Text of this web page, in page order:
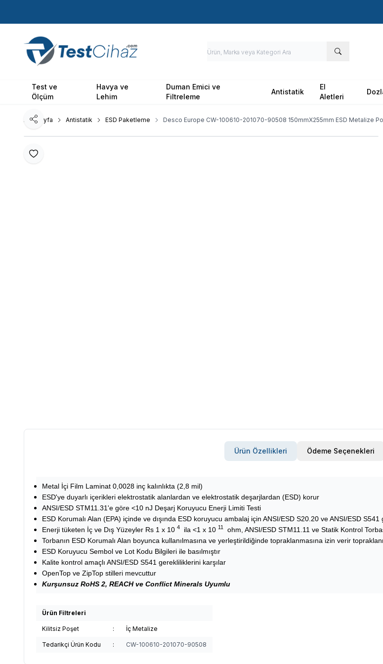
Test ve
Ölçüm
Havya ve
Lehim
Duman Emici ve
Filtreleme
Antistatik
El
Aletleri
Ana Sayfa Antistatik ESD Paketleme Desco Europe CW-100610-201070-90508 150mmX255mm ESD Metalize
Favoriye Ekle
Paylaş
Ürün Özellikleri Ödeme Seçenekleri
Metal İçi Film Laminat 0,0028 inç kalınlıkta (2,8 mil)
ESD'ye duyarlı içerikleri elektrostatik alanlardan ve elektrostatik deşarjlardan (ESD) korur
ANSI/ESD STM11.31'e göre <10 nJ Deşarj Koruyucu Enerji Limiti Testi
ESD Korumalı Alan (EPA) içinde ve dışında ESD koruyucu ambalaj için ANSI/ESD S20.20 ve ANSI/ESD
Enerji tüketen İç ve Dış Yüzeyler Rs 1 x 10 4 ila <1 x 10 11
ohm, ANSI/ESD STM11.11 ve Statik Kontrol
Torbanın ESD Korumalı Alan boyunca kullanılmasına ve yerleştirildiğinde topraklanmasına izin verir
ESD Koruyucu Sembol ve Lot Kodu Bilgileri ile basılmıştır
Kalite kontrol amaçlı ANSI/ESD S541 gerekliliklerini karşılar
OpenTop ve ZipTop stilleri mevcuttur
Kurşunsuz RoHS 2, REACH ve Conflict Minerals Uyumlu
Ürün Filtreleri
Kilitsiz Poşet : İç Metalize
Tedarikçi Ürün Kodu : CW-100610-201070-90508